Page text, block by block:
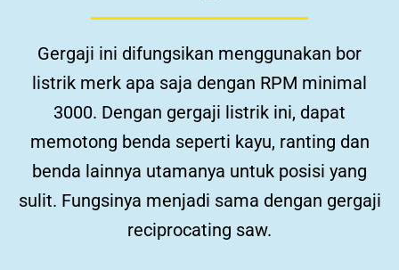
Gergaji ini difungsikan menggunakan bor
listrik merk apa saja dengan RPM minimal
3000. Dengan gergaji listrik ini, dapat
memotong benda seperti kayu, ranting dan
benda lainnya utamanya untuk posisi yang
sulit. Fungsinya menjadi sama dengan gergaji
reciprocating saw.